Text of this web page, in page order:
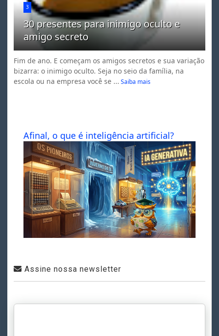
3
30 presentes para inimigo oculto e
amigo secreto
Fim de ano. E começam os amigos secretos e sua variação
bizarra: o inimigo oculto. Seja no seio da família, na
escola ou na empresa você se ... Saiba mais
Afinal, o que é inteligência artificial?
Assine nossa newsletter